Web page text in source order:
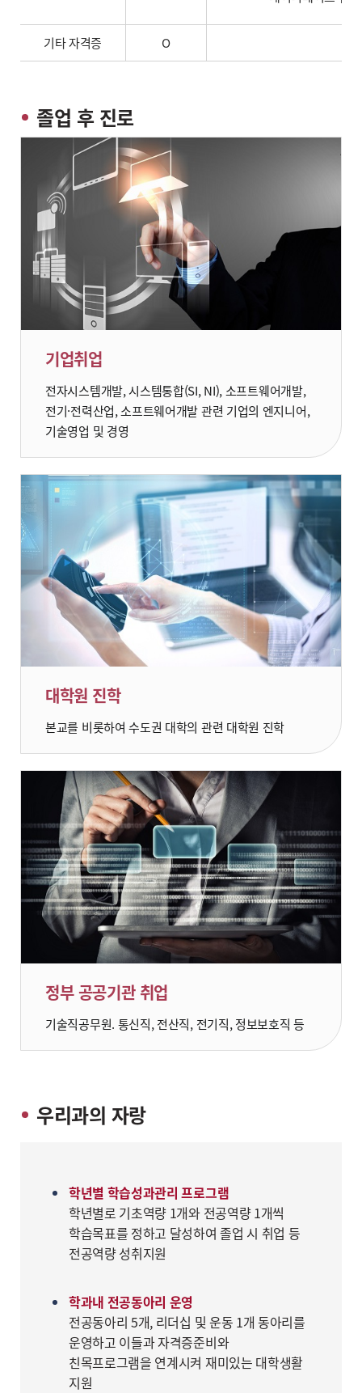
기타 자격증 O
졸업 후 진로
기업취업
전자시스템개발, 시스템통합(SI, NI), 소프트웨어개발,
전기·전력산업, 소프트웨어개발 관련 기업의 엔지니어,
기술영업 및 경영
대학원 진학
본교를 비롯하여 수도권 대학의 관련 대학원 진학
정부 공공기관 취업
기술직공무원. 통신직, 전산직, 전기직, 정보보호직 등
우리과의 자랑
학년별 학습성과관리 프로그램
학년별로 기초역량 1개와 전공역량 1개씩
학습목표를 정하고 달성하여 졸업 시 취업 등
전공역량 성취지원
학과내 전공동아리 운영
전공동아리 5개, 리더십 및 운동 1개 동아리를
운영하고 이들과 자격증준비와
친목프로그램을 연계시켜 재미있는 대학생활
지원